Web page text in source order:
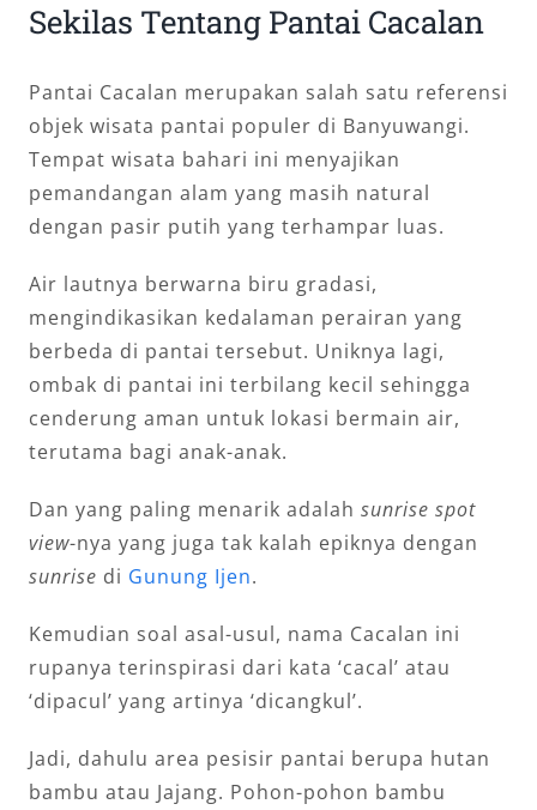
Sekilas Tentang Pantai Cacalan
Pantai Cacalan merupakan salah satu referensi
objek wisata pantai populer di Banyuwangi.
Tempat wisata bahari ini menyajikan
pemandangan alam yang masih natural
dengan pasir putih yang terhampar luas.
Air lautnya berwarna biru gradasi,
mengindikasikan kedalaman perairan yang
berbeda di pantai tersebut. Uniknya lagi,
ombak di pantai ini terbilang kecil sehingga
cenderung aman untuk lokasi bermain air,
terutama bagi anak-anak.
Dan yang paling menarik adalah sunrise spot
view-nya yang juga tak kalah epiknya dengan
sunrise di Gunung Ijen.
Kemudian soal asal-usul, nama Cacalan ini
rupanya terinspirasi dari kata ‘cacal’ atau
‘dipacul’ yang artinya ‘dicangkul’.
Jadi, dahulu area pesisir pantai berupa hutan
bambu atau Jajang. Pohon-pohon bambu